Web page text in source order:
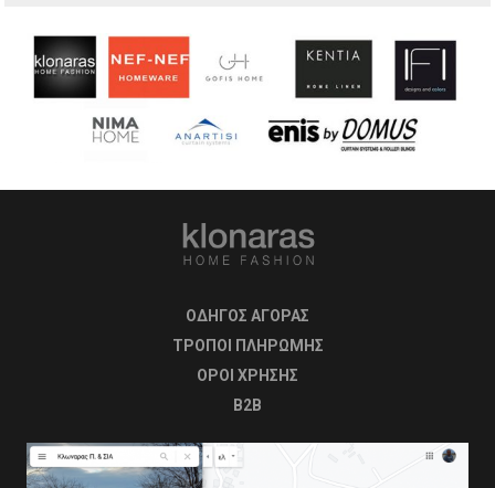
28,80 €.
ΟΔΗΓΟΣ ΑΓΟΡΑΣ
ΤΡΟΠΟΙ ΠΛΗΡΩΜΗΣ
OΡΟΙ ΧΡΗΣΗΣ
B2B